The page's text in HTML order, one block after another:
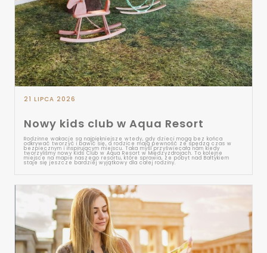
21 LIPCA 2026
Nowy kids club w Aqua Resort
Rodzinne wakacje są najpiękniejsze wtedy, gdy dzieci mogą bez końca
odkrywać tworzyć i bawić się, a rodzice mają pewność że spędzą czas w
bezpiecznym i inspirującym miejscu. Taka myśl przyświecała nam kiedy
tworzyliśmy nowy Kids Club w Aqua Resort w Międzyzdrojach. To kolejne
miejsce na mapie naszego resortu, które sprawia, że pobyt nad Bałtykiem
staje się jeszcze bardziej wyjątkowy dla całej rodziny.